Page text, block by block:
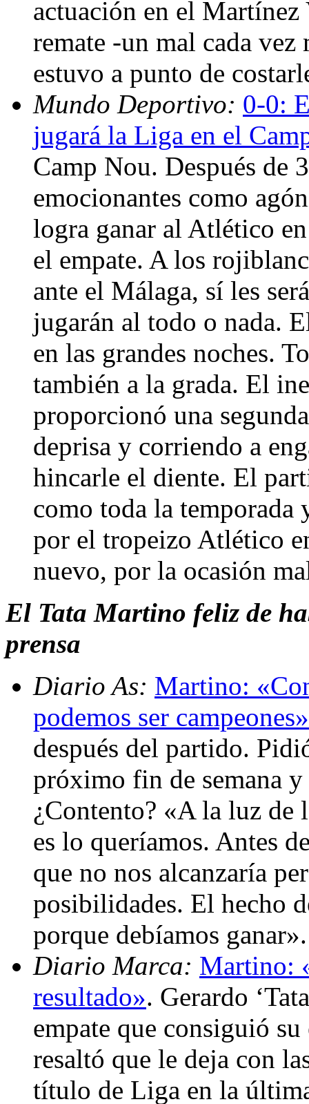
actuación en el
remate -un mal cada vez
estuvo a punto de
Mundo Deportivo: 0-0:
jugará la Liga en el
Camp Nou. Después de
emocionantes como
logra ganar al Atlético
el empate. A los
ante el Málaga, sí les
jugarán al todo o nada.
en las grandes noches.
también a la grada. El
proporcionó una
deprisa y corriendo a
hincarle el diente. El
como toda la
por el tropeizo Atlético
nuevo, por la ocasión
El Tata Martino feliz de
prensa
Diario As: Martino:
podemos ser campeones»
después del partido.
próximo fin de semana
¿Contento? «A la luz de
es lo queríamos. Antes
que no nos alcanzaría
posibilidades. El hecho
porque debíamos
Diario Marca: Martino:
resultado». Gerardo
empate que consiguió
resaltó que le deja con
título de Liga en la